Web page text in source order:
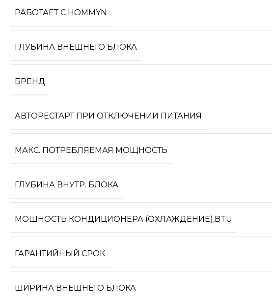
РАБОТАЕТ С HOMMYN
ГЛУБИНА ВНЕШНЕГО БЛОКА
БРЕНД
АВТОРЕСТАРТ ПРИ ОТКЛЮЧЕНИИ ПИТАНИЯ
МАКС. ПОТРЕБЛЯЕМАЯ МОЩНОСТЬ
ГЛУБИНА ВНУТР. БЛОКА
МОЩНОСТЬ КОНДИЦИОНЕРА (ОХЛАЖДЕНИЕ),BTU
ГАРАНТИЙНЫЙ СРОК
ШИРИНА ВНЕШНЕГО БЛОКА